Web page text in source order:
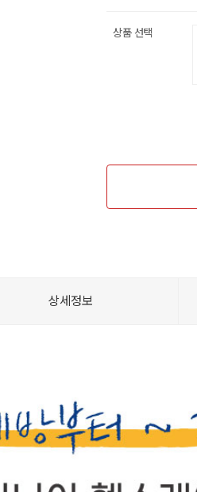
상품 선택
상세정보